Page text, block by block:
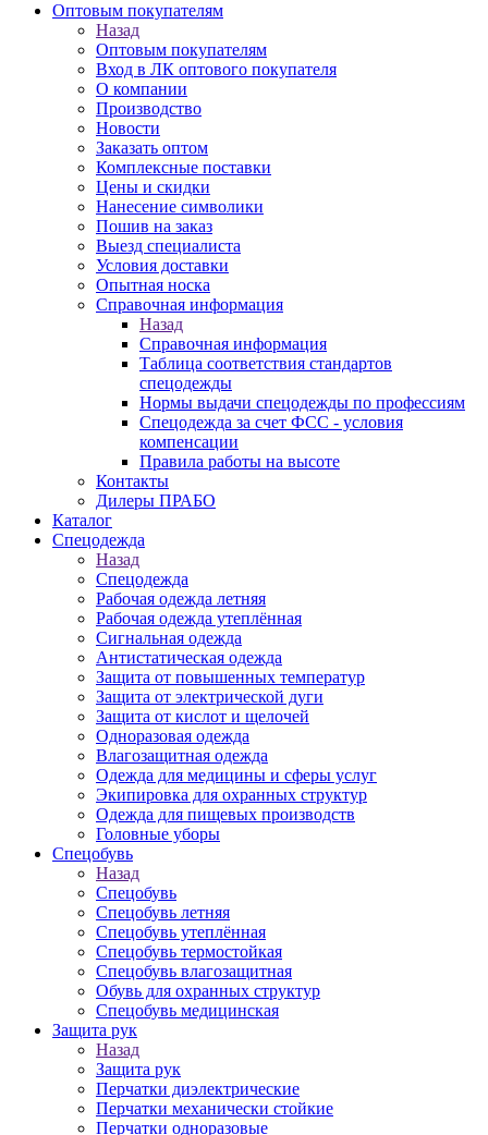
Оптовым покупателям
Назад
Оптовым покупателям
Вход в ЛК оптового покупателя
О компании
Производство
Новости
Заказать оптом
Комплексные поставки
Цены и скидки
Нанесение символики
Пошив на заказ
Выезд специалиста
Условия доставки
Опытная носка
Справочная информация
Назад
Справочная информация
Таблица соответствия стандартов
спецодежды
Нормы выдачи спецодежды по профессиям
Спецодежда за счет ФСС - условия
компенсации
Правила работы на высоте
Контакты
Дилеры ПРАБО
Каталог
Спецодежда
Назад
Спецодежда
Рабочая одежда летняя
Рабочая одежда утеплённая
Сигнальная одежда
Антистатическая одежда
Защита от повышенных температур
Защита от электрической дуги
Защита от кислот и щелочей
Одноразовая одежда
Влагозащитная одежда
Одежда для медицины и сферы услуг
Экипировка для охранных структур
Одежда для пищевых производств
Головные уборы
Спецобувь
Назад
Спецобувь
Спецобувь летняя
Спецобувь утеплённая
Спецобувь термостойкая
Спецобувь влагозащитная
Обувь для охранных структур
Спецобувь медицинская
Защита рук
Назад
Защита рук
Перчатки диэлектрические
Перчатки механически стойкие
Перчатки одноразовые